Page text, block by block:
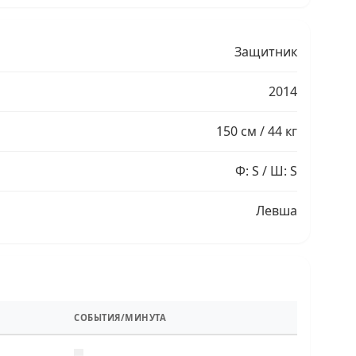
Защитник
2014
150 см / 44 кг
Ф: S / Ш: S
Левша
СОБЫТИЯ/МИНУТА